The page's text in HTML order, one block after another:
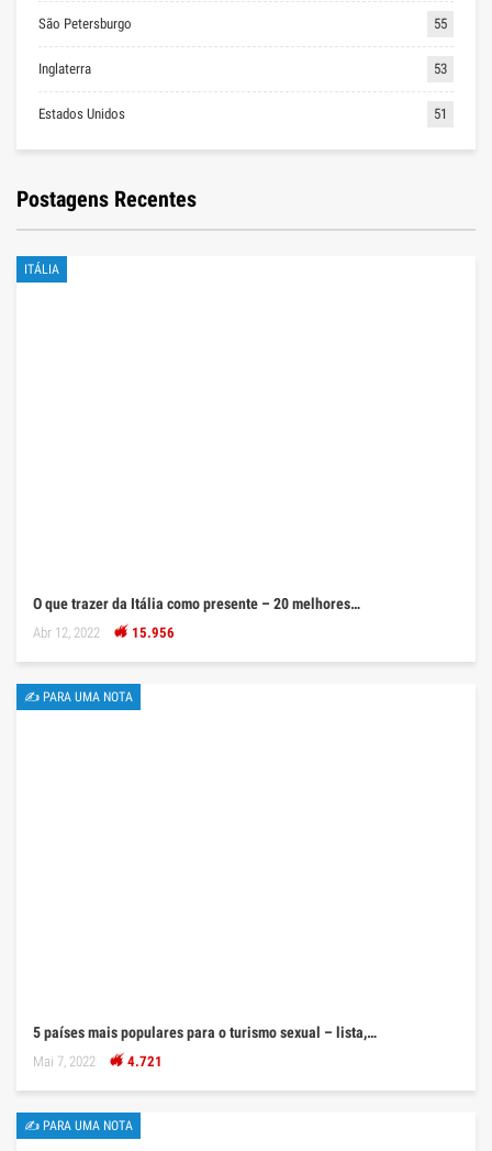
São Petersburgo 55
Inglaterra 53
Estados Unidos 51
Postagens Recentes
ITÁLIA
O que trazer da Itália como presente – 20 melhores…
Abr 12, 2022 15.956
✍ PARA UMA NOTA
5 países mais populares para o turismo sexual – lista,…
Mai 7, 2022 4.721
✍ PARA UMA NOTA